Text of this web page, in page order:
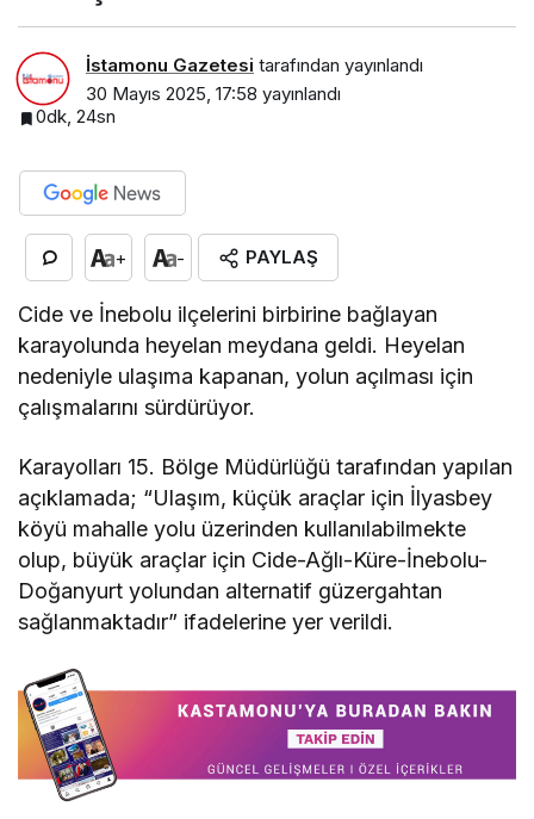
İstamonu Gazetesi tarafından yayınlandı
30 Mayıs 2025, 17:58 yayınlandı
0dk, 24sn
+ - PAYLAŞ
Cide ve İnebolu ilçelerini birbirine bağlayan
karayolunda heyelan meydana geldi. Heyelan
nedeniyle ulaşıma kapanan, yolun açılması için
çalışmalarını sürdürüyor.
Karayolları 15. Bölge Müdürlüğü tarafından yapılan
açıklamada; “Ulaşım, küçük araçlar için İlyasbey
köyü mahalle yolu üzerinden kullanılabilmekte
olup, büyük araçlar için Cide-Ağlı-Küre-İnebolu-
Doğanyurt yolundan alternatif güzergahtan
sağlanmaktadır” ifadelerine yer verildi.